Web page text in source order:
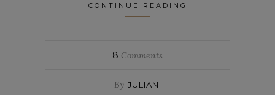
CONTINUE READING
8 Comments
By JULIAN